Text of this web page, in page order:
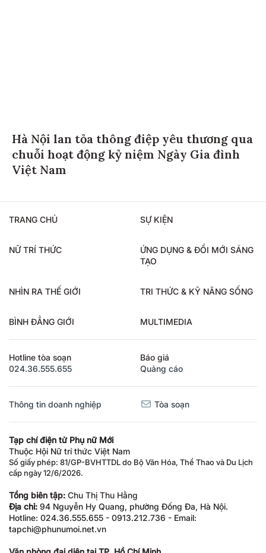
Hà Nội lan tỏa thông điệp yêu thương qua
chuỗi hoạt động kỷ niệm Ngày Gia đình
Việt Nam
TRANG CHỦ SỰ KIỆN
NỮ TRÍ THỨC
ỨNG DỤNG & ĐỔI MỚI SÁNG
TẠO
NHÌN RA THẾ GIỚI TRI THỨC & KỸ NĂNG SỐNG
BÌNH ĐẲNG GIỚI MULTIMEDIA
Hotline tòa soạn
024.36.555.655
Báo giá
Quảng cáo
Thông tin doanh nghiệp Tòa soạn
Tạp chí điện tử Phụ nữ Mới
Thuộc Hội Nữ trí thức Việt Nam
Số giấy phép: 81/GP-BVHTTDL do Bộ Văn Hóa, Thể Thao và Du Lịch
cấp ngày 12/6/2026.
Tổng biên tập: Chu Thị Thu Hằng
Địa chỉ: 94 Nguyễn Hy Quang, phường Đống Đa, Hà Nội.
Hotline: 024.36.555.655 - 0913.212.736 - Email:
tapchi@phunumoi.net.vn